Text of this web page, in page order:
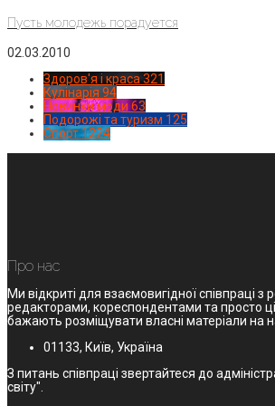
Пусть молодежь порадуется
02.03.2010
Здоров'я і краса 321
Кулінарія 94
Новинки моди 63
Подорожі та туризм 125
Спорт1224
Про нас
Ми відкриті для взаємовигідної співпраці з
редакторами, кореспондентами та просто
бажають розміщувати власні матеріали на
01133, Київ, Україна
З питань співпраці звертайтеся до
світу".